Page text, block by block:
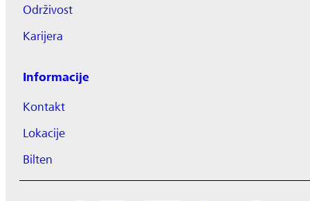
Održivost
Karijera
Informacije
Kontakt
Lokacije
Bilten